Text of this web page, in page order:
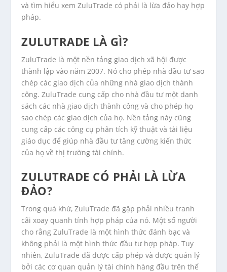
và tìm hiểu xem ZuluTrade có phải là lừa đảo hay hợp
pháp.
ZULUTRADE LÀ GÌ?
ZuluTrade là một nền tảng giao dịch xã hội được
thành lập vào năm 2007. Nó cho phép nhà đầu tư sao
chép các giao dịch của những nhà giao dịch thành
công. ZuluTrade cung cấp cho nhà đầu tư một danh
sách các nhà giao dịch thành công và cho phép họ
sao chép các giao dịch của họ. Nền tảng này cũng
cung cấp các công cụ phân tích kỹ thuật và tài liệu
giáo dục để giúp nhà đầu tư tăng cường kiến thức
của họ về thị trường tài chính.
ZULUTRADE CÓ PHẢI LÀ LỪA
ĐẢO?
Trong quá khứ, ZuluTrade đã gặp phải nhiều tranh
cãi xoay quanh tính hợp pháp của nó. Một số người
cho rằng ZuluTrade là một hình thức đánh bạc và
không phải là một hình thức đầu tư hợp pháp. Tuy
nhiên, ZuluTrade đã được cấp phép và được quản lý
bởi các cơ quan quản lý tài chính hàng đầu trên thế